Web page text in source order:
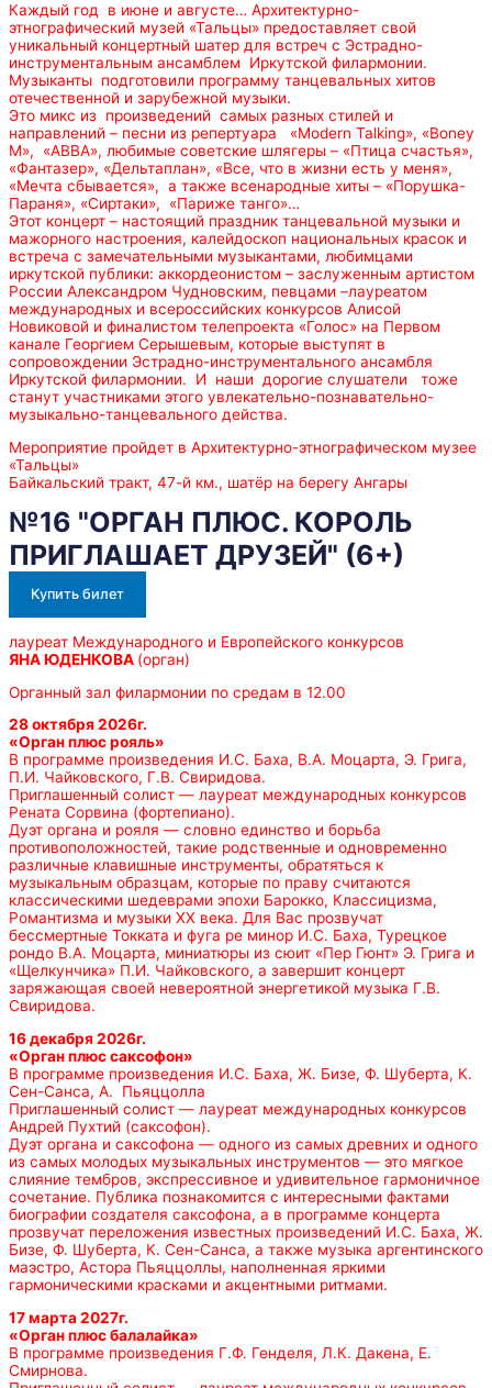
Каждый год в июне и августе… Архитектурно-
этнографический музей «Тальцы» предоставляет свой
уникальный концертный шатер для встреч с Эстрадно-
инструментальным ансамблем Иркутской филармонии.
Музыканты подготовили программу танцевальных хитов
отечественной и зарубежной музыки.
Это микс из произведений самых разных стилей и
направлений – песни из репертуара «Modern Talking», «Boney
M», «АВВА», любимые советские шлягеры – «Птица счастья»,
«Фантазер», «Дельтаплан», «Все, что в жизни есть у меня»,
«Мечта сбывается», а также всенародные хиты – «Порушка-
Параня», «Сиртаки», «Париже танго»…
Этот концерт – настоящий праздник танцевальной музыки и
мажорного настроения, калейдоскоп национальных красок и
встреча с замечательными музыкантами, любимцами
иркутской публики: аккордеонистом – заслуженным артистом
России Александром Чудновским, певцами –лауреатом
международных и всероссийских конкурсов Алисой
Новиковой и финалистом телепроекта «Голос» на Первом
канале Георгием Серышевым, которые выступят в
сопровождении Эстрадно-инструментального ансамбля
Иркутской филармонии. И наши дорогие слушатели тоже
станут участниками этого увлекательно-познавательно-
музыкально-танцевального действа.
Мероприятие пройдет в Архитектурно-этнографическом музее
«Тальцы»
Байкальский тракт, 47-й км., шатёр на берегу Ангары
№16 "ОРГАН ПЛЮС. КОРОЛЬ
ПРИГЛАШАЕТ ДРУЗЕЙ" (6+)
Купить билет
лауреат Международного и Европейского конкурсов
ЯНА ЮДЕНКОВА (орган)
Органный зал филармонии по средам в 12.00
28 октября 2026г.
«Орган плюс рояль»
В программе произведения И.С. Баха, В.А. Моцарта, Э. Грига,
П.И. Чайковского, Г.В. Свиридова.
Приглашенный солист — лауреат международных конкурсов
Рената Сорвина (фортепиано).
Дуэт органа и рояля — словно единство и борьба
противоположностей, такие родственные и одновременно
различные клавишные инструменты, обратяться к
музыкальным образцам, которые по праву считаются
классическими шедеврами эпохи Барокко, Классицизма,
Романтизма и музыки ХХ века. Для Вас прозвучат
бессмертные Токката и фуга ре минор И.С. Баха, Турецкое
рондо В.А. Моцарта, миниатюры из сюит «Пер Гюнт» Э. Грига и
«Щелкунчика» П.И. Чайковского, а завершит концерт
заряжающая своей невероятной энергетикой музыка Г.В.
Свиридова.
16 декабря 2026г.
«Орган плюс саксофон»
В программе произведения И.С. Баха, Ж. Бизе, Ф. Шуберта, К.
Сен-Санса, А. Пьяццолла
Приглашенный солист — лауреат международных конкурсов
Андрей Пухтий (саксофон).
Дуэт органа и саксофона — одного из самых древних и одного
из самых молодых музыкальных инструментов — это мягкое
слияние тембров, экспрессивное и удивительное гармоничное
сочетание. Публика познакомится с интересными фактами
биографии создателя саксофона, а в программе концерта
прозвучат переложения известных произведений И.С. Баха, Ж.
Бизе, Ф. Шуберта, К. Сен-Санса, а также музыка аргентинского
маэстро, Астора Пьяццоллы, наполненная яркими
гармоническими красками и акцентными ритмами.
17 марта 2027г.
«Орган плюс балалайка»
В программе произведения Г.Ф. Генделя, Л.К. Дакена, Е.
Смирнова.